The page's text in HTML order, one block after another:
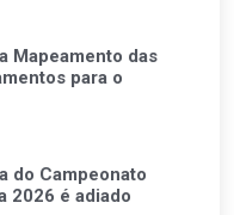
Mapeamento das
para o
do Campeonato
2026 é adiado